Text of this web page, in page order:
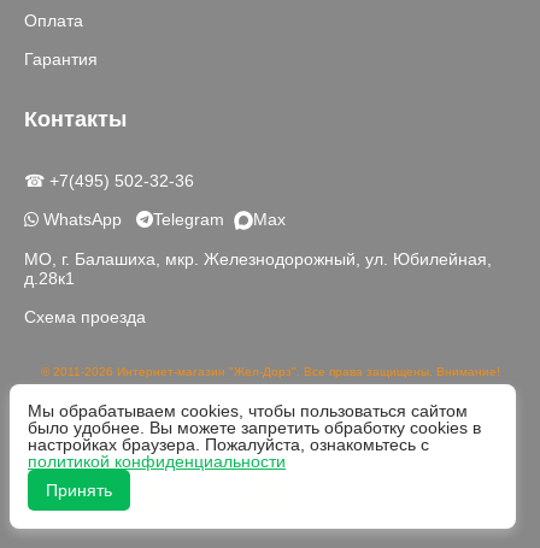
Оплата
Гарантия
Контакты
☎ +7(495) 502-32-36
WhatsApp
Telegram Max
МО, г. Балашиха, мкр. Железнодорожный, ул. Юбилейная,
д.28к1
Схема проезда
© 2011-2026 Интернет-магазин "Жел-Дорз". Все права защищены. Внимание!
публичной офертой, определяемой положениями части 2 статьи 437 ГК РФ.
Реальный цвет товаров может отличаться от изображений на сайте в связи с
различной цветопередачей устройств для просмотра.
Мы обрабатываем cookies, чтобы пользоваться сайтом
было удобнее. Вы можете запретить обработку cookies в
настройках браузера. Пожалуйста, ознакомьтесь с
политикой конфиденциальности
Принять